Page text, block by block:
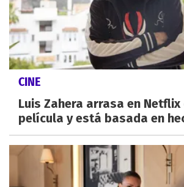
CINE
Luis Zahera arrasa en
película y está basada en